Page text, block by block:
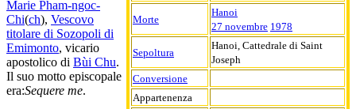
Morte
Hanoi
27 novembre 1978
Sepoltura
Hanoi, Cattedrale di Saint
Joseph
Conversione
Appartenenza
Marie Pham-ngoc-
Chi(ch), Vescovo
titolare di Sozopoli di
Emimonto, vicario
apostolico di Bùi Chu.
Il suo motto episcopale
era:Sequere me.